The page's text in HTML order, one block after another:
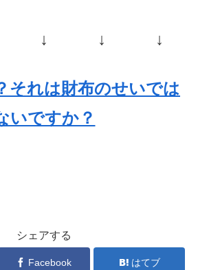
↓ ↓ ↓
それは財布のせいでは
いですか？
シェアする
Facebook はてブ